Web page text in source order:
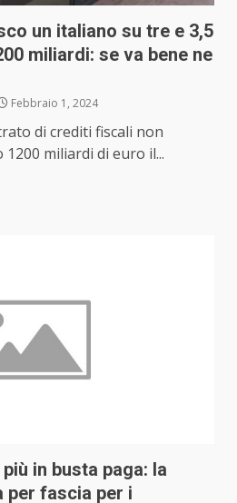
un italiano su tre e 3,5
miliardi: se va bene ne
Febbraio 1, 2024
di crediti fiscali non
miliardi di euro il...
in busta paga: la
per fascia per i